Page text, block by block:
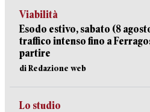
Viabilità
Esodo estivo, sabato (8
traffico intenso fino a
partire
di Redazione web
Lo studio